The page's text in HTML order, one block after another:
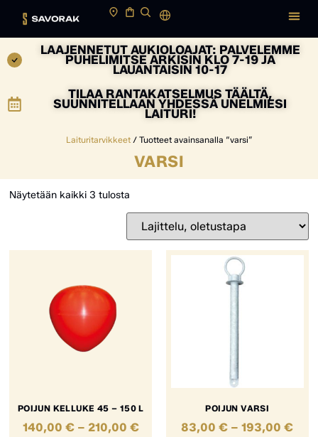
LAAJENNETUT AUKIOLOAJAT: PALVELEMME
PUHELIMITSE ARKISIN KLO 7-19 JA
LAUANTAISIN 10-17
TILAA RANTAKATSELMUS TÄÄLTÄ,
SUUNNITELLAAN YHDESSÄ UNELMIESI
LAITURI!
Laituritarvikkeet/ Tuotteet avainsanalla “varsi”
VARSI
Näytetään kaikki 3 tulosta
POIJUN KELLUKE 45 – 150 L
140,00 € – 210,00 €
POIJUN VARSI
83,00€ – 193,00€